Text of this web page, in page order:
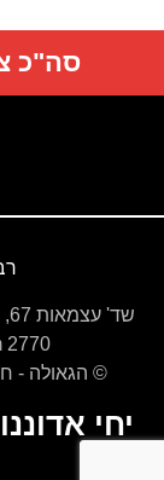
סה"כ
2770 www.hageula.com@gmail.com
© הגאולה -
יחי